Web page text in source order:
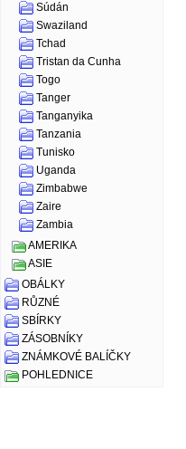
Súdán
Swaziland
Tchad
Tristan da Cunha
Togo
Tanger
Tanganyika
Tanzania
Tunisko
Uganda
Zimbabwe
Zaire
Zambia
AMERIKA
ASIE
OBÁLKY
RŮZNÉ
SBÍRKY
ZÁSOBNÍKY
ZNÁMKOVÉ BALÍČKY
POHLEDNICE